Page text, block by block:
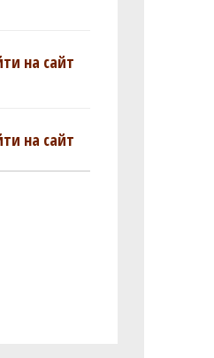
на сайт
на сайт